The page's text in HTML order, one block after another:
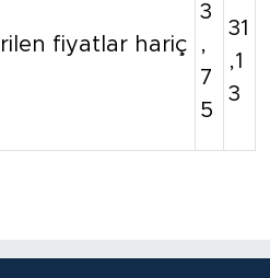
fiyatlar hariç
3
,
7
5
31
,1
3